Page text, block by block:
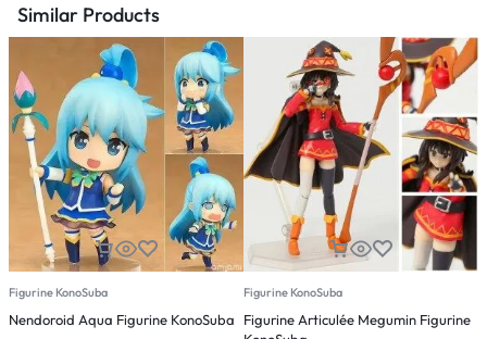
Similar Products
Figurine KonoSuba
Nendoroid Aqua Figurine KonoSuba
Figurine KonoSuba
Figurine Articulée Megumin Figurine